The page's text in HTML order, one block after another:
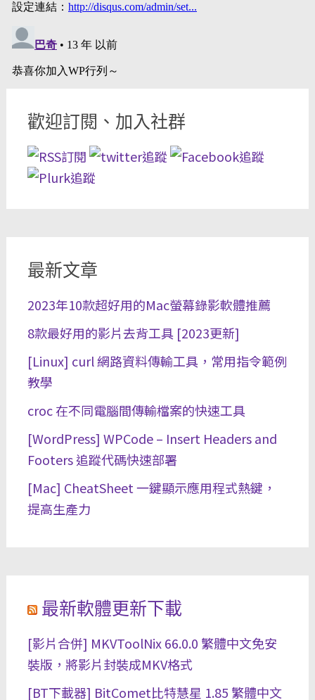
歡迎訂閱、加入社群
最新文章
2023年10款超好用的Mac螢幕錄影軟體推薦
8款最好用的影片去背工具 [2023更新]
[Linux] curl 網路資料傳輸工具，常用指令範例
教學
croc 在不同電腦間傳輸檔案的快速工具
[WordPress] WPCode – Insert Headers and
Footers 追蹤代碼快速部署
[Mac] CheatSheet 一鍵顯示應用程式熱鍵，
提高生產力
最新軟體更新下載
[影片合併] MKVToolNix 66.0.0 繁體中文免安
裝版，將影片封裝成MKV格式
[BT下載器] BitComet比特慧星 1.85 繁體中文